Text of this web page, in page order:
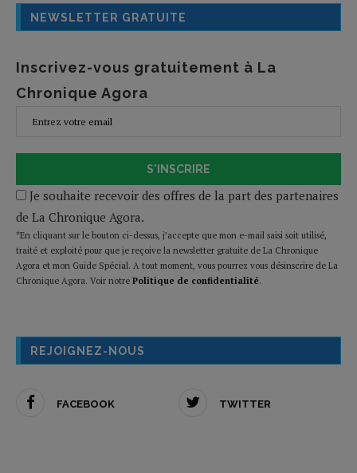
NEWSLETTER GRATUITE
Inscrivez-vous gratuitement à La
Chronique Agora
S'INSCRIRE
Je souhaite recevoir des offres de la part des partenaires
de La Chronique Agora.
*En cliquant sur le bouton ci-dessus, j’accepte que mon e-mail saisi soit utilisé,
traité et exploité pour que je reçoive la newsletter gratuite de La Chronique
Agora et mon Guide Spécial. A tout moment, vous pourrez vous désinscrire de La
Chronique Agora. Voir notre Politique de confidentialité.
REJOIGNEZ-NOUS
FACEBOOK TWITTER